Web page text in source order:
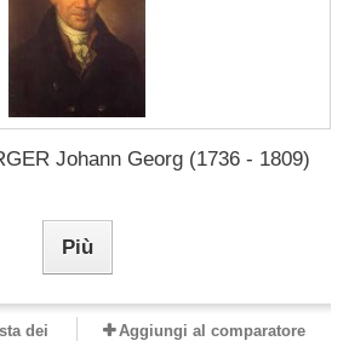
Johann Georg (1736 - 1809)
Più
dei
Aggiungi al comparatore